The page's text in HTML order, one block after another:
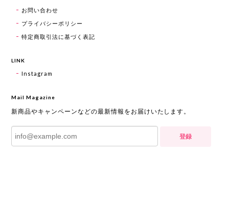
お問い合わせ
プライバシーポリシー
特定商取引法に基づく表記
LINK
Instagram
Mail Magazine
新商品やキャンペーンなどの最新情報をお届けいたします。
登録